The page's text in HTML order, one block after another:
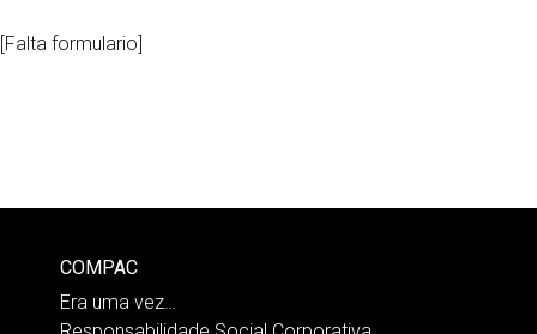
[Falta formulario]
COMPAC
Era uma vez…